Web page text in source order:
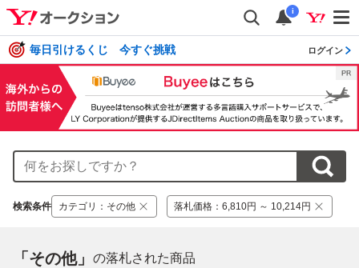
i
毎日引けるくじ 今すぐ挑戦 ログイン
検索条件 カテゴリ ： その他 落札価格 ： 6,810円 ～ 10,214円
「その他」 の落札された商品